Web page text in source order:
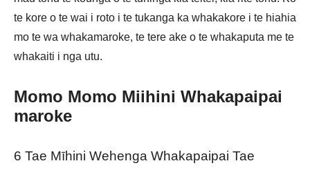
te kore o te wai i roto i te tukanga ka whakakore i te hiahia
mo te wa whakamaroke, te tere ake o te whakaputa me te
whakaiti i nga utu.
Momo Momo Miihini Whakapaipai
maroke
6 Tae Mīhini Wehenga Whakapaipai Tae